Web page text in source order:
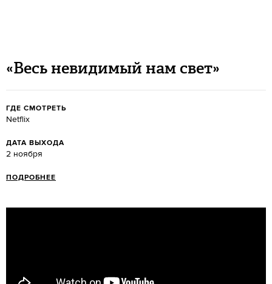
«Весь невидимый нам свет»
ГДЕ СМОТРЕТЬ
Netflix
ДАТА ВЫХОДА
2 ноября
ПОДРОБНЕЕ